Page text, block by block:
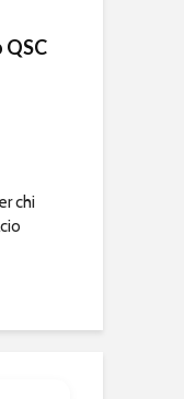
QSC
chi